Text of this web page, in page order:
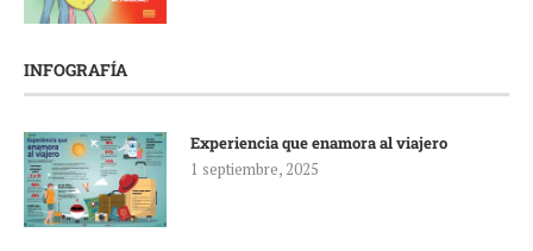
INFOGRAFÍA
Experiencia que enamora al viajero
1 septiembre, 2025